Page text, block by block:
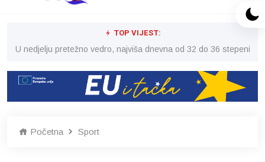
TOP VIJEST:
U nedjelju pretežno vedro, najviša dnevna od 32 do 36 stepeni
Početna Sport